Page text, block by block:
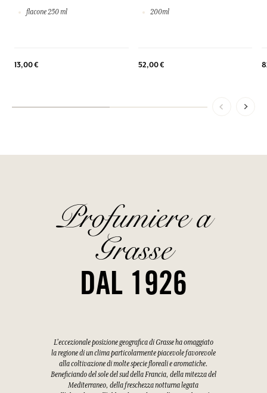
flacone 250 ml
13,00 €
200ml
52,00 €
Profumiere a
Grasse
DAL 1926
L'eccezionale posizione geografica di Grasse ha omaggiato
la regione di un clima particolarmente piacevole favorevole
alla coltivazione di molte specie floreali e aromatiche.
Beneficiando del sole del sud della Francia, della mitezza del
Mediterraneo, della freschezza notturna legata